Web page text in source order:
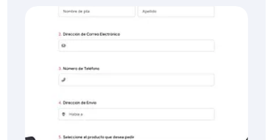
crear su formulario y obtener pedidos
mayoristas en línea.